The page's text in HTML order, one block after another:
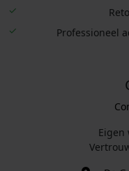
Professioneel
Eigen